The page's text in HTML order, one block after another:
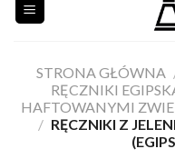
STRONA GŁÓWNA
RĘCZNIKI
HAFTOWANYMI
/ RĘCZNIKI Z